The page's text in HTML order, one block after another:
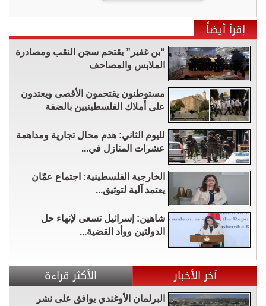
إقرأ أيضاً
“بن غفير” يقتحم سجن النقب ومصادرة
الملابس والمصاحف
مستوطنون يقتحمون الأقصى ويعتدون
على أملاك الفلسطينيين بالضفة
لليوم الثاني: هدم محال تجارية ومداهمة
عشرات المنازل في...
الخارجية الفلسطينية: اجتماع عمّان
يعتمد آلية لتوثيق...
شاهين: إسرائيل تسعى لإنهاء حل
الدولتين ووأد القضية...
آخر الأخبار الأكثر قراءة
البرلمان الأوغندي يوافق على نشر